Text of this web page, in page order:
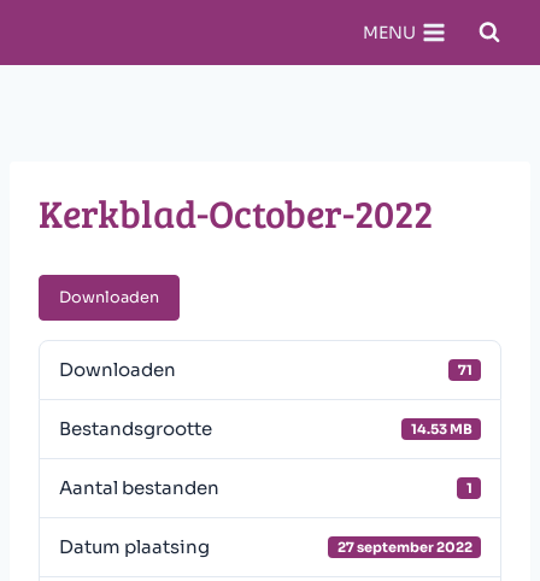
inhoud
MENU
Kerkblad-October-2022
Downloaden
Downloaden 71
Bestandsgrootte 14.53 MB
Aantal bestanden 1
Datum plaatsing 27 september 2022